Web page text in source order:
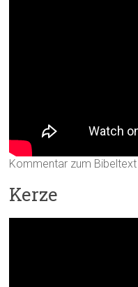
Kommentar zum Bibeltext
Kerze